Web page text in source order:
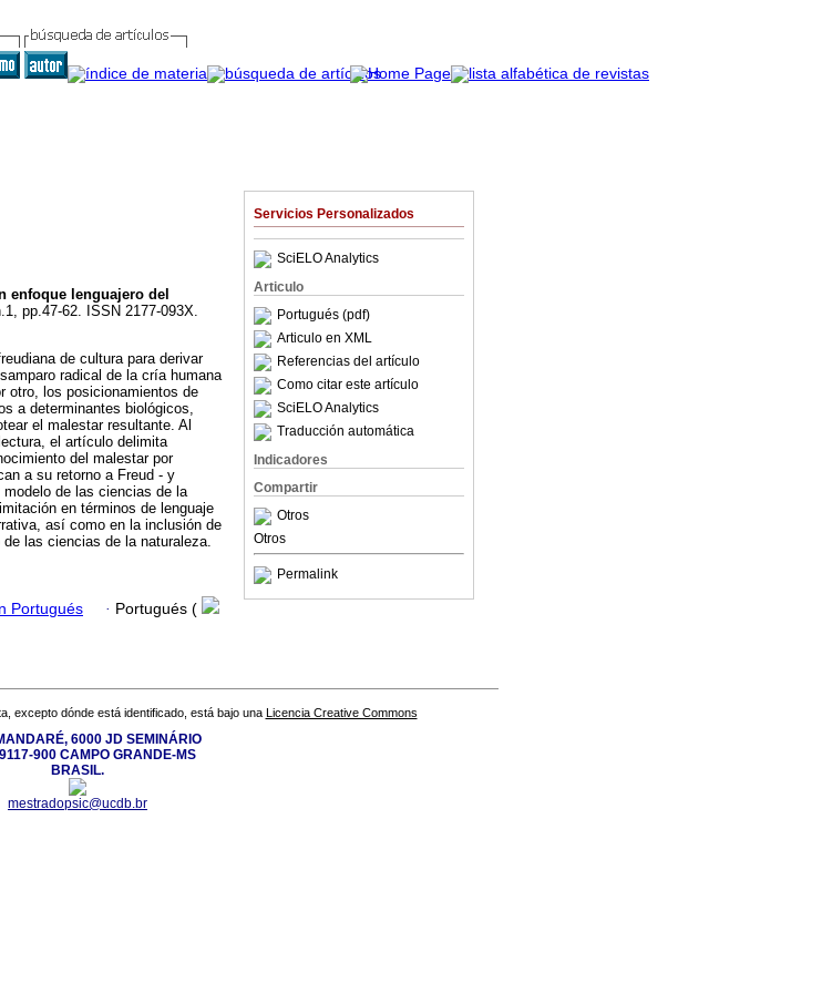
Servicios Personalizados
SciELO Analytics
Articulo
Portugués (pdf)
Articulo en XML
Referencias del artículo
Como citar este artículo
SciELO Analytics
Traducción automática
Indicadores
Compartir
Otros
Otros
Permalink
enfoque lenguajero del
pp.47-62. ISSN 2177-093X.
de cultura para derivar
radical de la cría humana
otro, los posicionamientos de
a determinantes biológicos,
el malestar resultante. Al
el artículo delimita
del malestar por
a su retorno a Freud - y
de las ciencias de la
en términos de lenguaje
así como en la inclusión de
las ciencias de la naturaleza.
Portugués · Portugués (
excepto dónde está identificado, está bajo una Licencia Creative Commons
6000 JD SEMINÁRIO
900 CAMPO GRANDE-MS
BRASIL.
mestradopsic@ucdb.br